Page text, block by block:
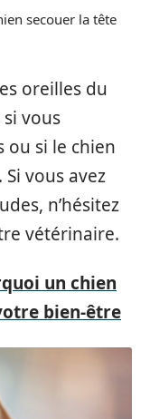
secouer la tête
oreilles du
vous
ou si le chien
vous avez
n’hésitez
vétérinaire.
un chien
bien-être